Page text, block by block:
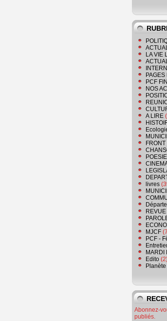
LA VIE
PCF
NOS
A LIRE
POESIE
livres
MJCF
PCF -
MARDI
Edito
Planète
Abonnez-
publiés.